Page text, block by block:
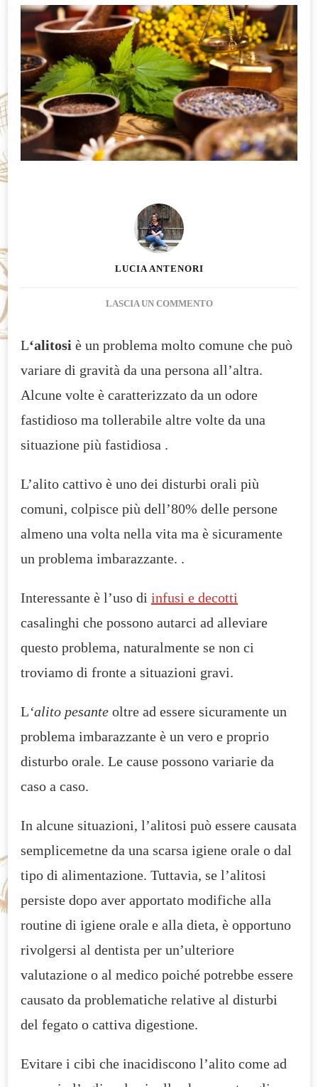
LUCIA ANTENORI
LASCIA UN COMMENTOSU
NATURALI
DA
IN
CASA
L‘alitosi è un problema molto comune che può
variare di gravità da una persona all’altra.
Alcune volte è caratterizzato da un odore
fastidioso ma tollerabile altre volte da una
situazione più fastidiosa .
L’alito cattivo è uno dei disturbi orali più
comuni, colpisce più dell’80% delle persone
almeno una volta nella vita ma è sicuramente
un problema imbarazzante. .
Interessante è l’uso di infusi e decotti
casalinghi che possono autarci ad alleviare
questo problema, naturalmente se non ci
troviamo di fronte a situazioni gravi.
L‘alito pesante oltre ad essere sicuramente un
problema imbarazzante è un vero e proprio
disturbo orale. Le cause possono variarie da
caso a caso.
In alcune situazioni, l’alitosi può essere causata
semplicemetne da una scarsa igiene orale o dal
tipo di alimentazione. Tuttavia, se l’alitosi
persiste dopo aver apportato modifiche alla
routine di igiene orale e alla dieta, è opportuno
rivolgersi al dentista per un’ulteriore
valutazione o al medico poiché potrebbe essere
causato da problematiche relative al disturbi
del fegato o cattiva digestione.
Evitare i cibi che inacidiscono l’alito come ad